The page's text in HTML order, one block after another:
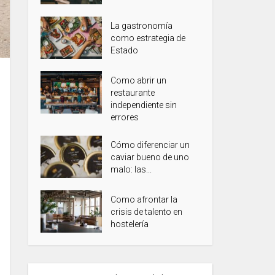
La gastronomía
como estrategia de
Estado
Como abrir un
restaurante
independiente sin
errores
Cómo diferenciar un
caviar bueno de uno
malo: las...
Como afrontar la
crisis de talento en
hostelería